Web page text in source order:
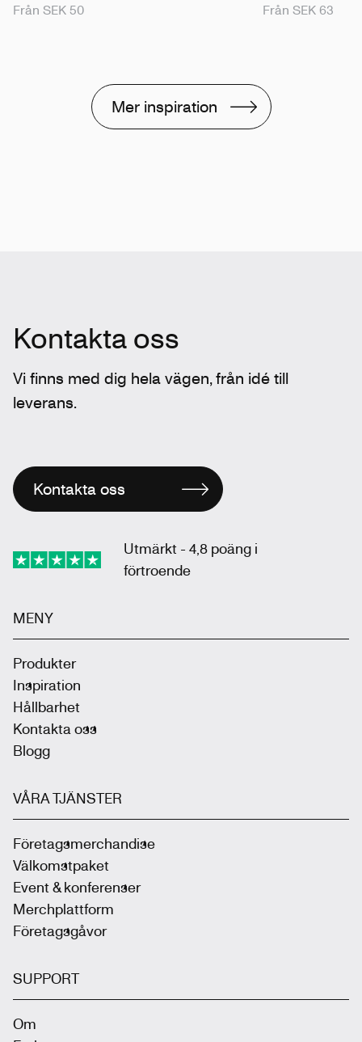
Från SEK 50
Från SEK 63
Mer inspiration
Kontakta oss
Vi finns med dig hela vägen, från idé till
leverans.
Kontakta oss
Utmärkt - 4,8 poäng i
förtroende
MENY
Produkter
Inspiration
Hållbarhet
Kontakta oss
Blogg
VÅRA TJÄNSTER
Företagsmerchandise
Välkomstpaket
Event & konferenser
Merchplattform
Företagsgåvor
SUPPORT
Om